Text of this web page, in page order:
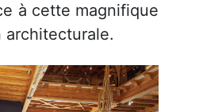
à cette magnifique
architecturale.